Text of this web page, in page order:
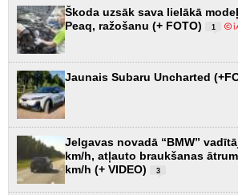
Škoda uzsāk sava lielākā
Peaq, ražošanu (+ FOTO)
1
Jaunais Subaru Uncharted
Jelgavas novadā “BMW”
km/h, atļauto braukšanas
km/h (+ VIDEO)
3